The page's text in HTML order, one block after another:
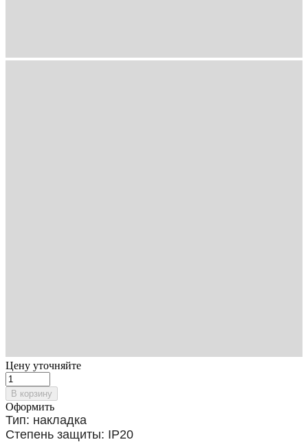
Цену уточняйте
В корзину
Оформить
Тип: накладка
Степень защиты: IP20